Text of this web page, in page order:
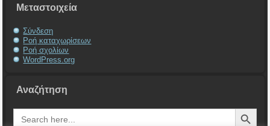
Μεταστοιχεία
Σύνδεση
Ροή καταχωρίσεων
Ροή σχολίων
WordPress.org
Αναζήτηση
Search
for:
Search Button